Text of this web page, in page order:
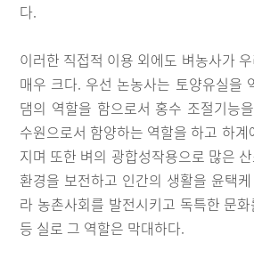
다.
이러한 직접적 이용 외에도 벼농사가
매우 크다. 우선 논농사는 토양유실을
댐의 역할을 함으로서 홍수 조절기능
수원으로서 함양하는 역할을 하고 하
지며 또한 벼의 광합성작용으로 많은
환경을 보전하고 인간의 생활을 윤택
라 농촌사회를 발전시키고 독특한 문
등 실로 그 역할은 막대하다.